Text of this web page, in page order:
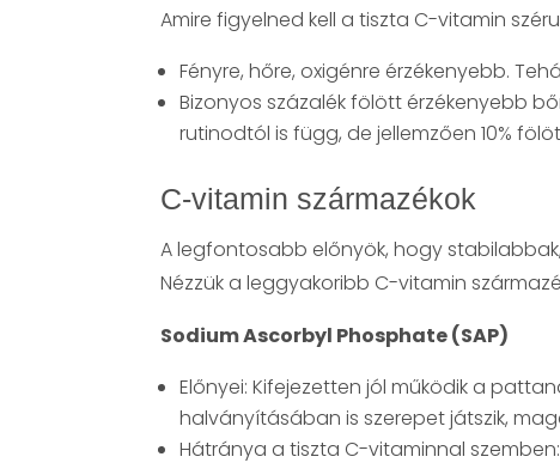
Amire figyelned kell a tiszta C-vitamin
Fényre, hőre, oxigénre érzékenyebb.
Bizonyos százalék fölött érzékenyebb
rutinodtól is függ, de jellemzően 10%
C-vitamin származékok
A legfontosabb előnyök, hogy
Nézzük a leggyakoribb C-vitamin
Sodium Ascorbyl Phosphate (SAP)
Előnyei: Kifejezetten jól működik a
halványításában is szerepet játszik,
Hátránya a tiszta C-vitaminnal szemben: